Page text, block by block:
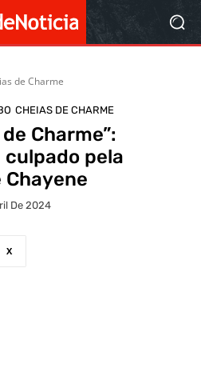
de Charme
CHEIAS DE CHARME
Charme”:
pela
De 2024
X